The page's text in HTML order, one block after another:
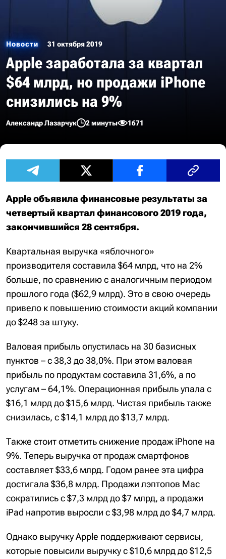
Новости 31 октября 2019
Apple заработала за квартал
$64 млрд, но продажи iPhone
снизились на 9%
Александр Лазарчук 2 минуты 1671
Apple объявила финансовые результаты за
четвертый квартал финансового 2019 года,
закончившийся 28 сентября.
Квартальная выручка «яблочного»
производителя составила $64 млрд, что на 2%
больше, по сравнению с аналогичным периодом
прошлого года ($62,9 млрд). Это в свою очередь
привело к повышению стоимости акций компании
до $248 за штуку.
Валовая прибыль опустилась на 30 базисных
пунктов – с 38,3 до 38,0%. При этом валовая
прибыль по продуктам составила 31,6%, а по
услугам – 64,1%. Операционная прибыль упала с
$16,1 млрд до $15,6 млрд. Чистая прибыль также
снизилась, с $14,1 млрд до $13,7 млрд.
Также стоит отметить снижение продаж iPhone на
9%. Теперь выручка от продаж смартфонов
составляет $33,6 млрд. Годом ранее эта цифра
достигала $36,8 млрд. Продажи лэптопов Mac
сократились с $7,3 млрд до $7 млрд, а продажи
iPad напротив выросли с $3,98 млрд до $4,7 млрд.
Однако выручку Apple поддерживают сервисы,
которые повысили выручку с $10,6 млрд до $12,5